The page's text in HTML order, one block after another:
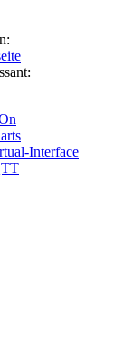
Interface